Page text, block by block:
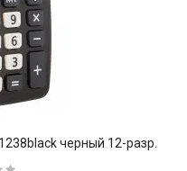
черный 12-разр.